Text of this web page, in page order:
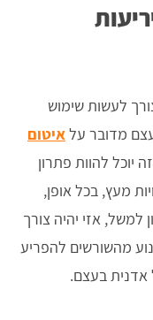
לעשות שימוש
מדובר עלאיטום
יוכל להוות פתרון
מעץ, בכל אופן,
למשל, אזי יהיה צורך
מהשורשים להפריע
אדנית בעצם.